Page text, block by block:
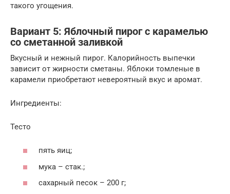
такого угощения.
Вариант 5: Яблочный пирог с карамелью
со сметанной заливкой
Вкусный и нежный пирог. Калорийность выпечки
зависит от жирности сметаны. Яблоки томленые в
карамели приобретают невероятный вкус и аромат.
Ингредиенты:
Тесто
пять яиц;
мука – стак.;
сахарный песок – 200 г;